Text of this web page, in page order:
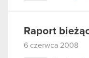
Raport
6 czerwca 2008